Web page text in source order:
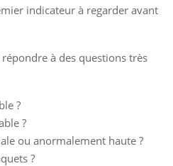
indicateur à regarder avant
à des questions très
?
?
ou anormalement haute ?
?